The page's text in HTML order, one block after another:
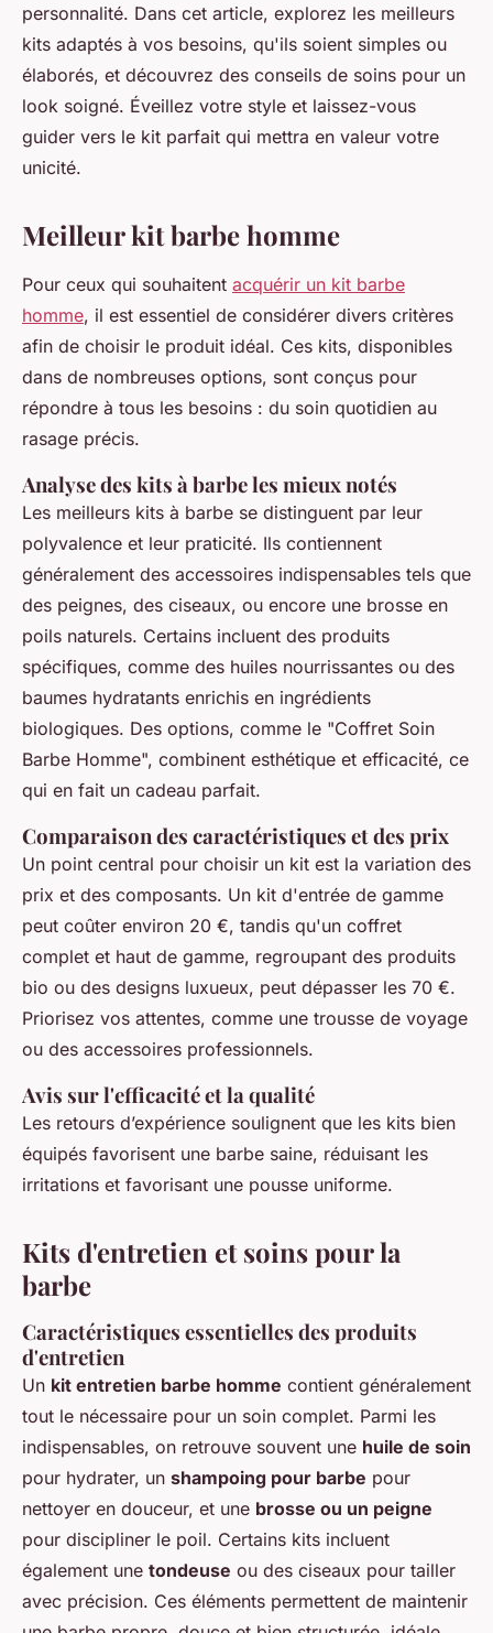
personnalité. Dans cet article, explorez les meilleurs
kits adaptés à vos besoins, qu'ils soient simples ou
élaborés, et découvrez des conseils de soins pour un
look soigné. Éveillez votre style et laissez-vous
guider vers le kit parfait qui mettra en valeur votre
unicité.
Meilleur kit barbe homme
Pour ceux qui souhaitent acquérir un kit barbe
homme, il est essentiel de considérer divers critères
afin de choisir le produit idéal. Ces kits, disponibles
dans de nombreuses options, sont conçus pour
répondre à tous les besoins : du soin quotidien au
rasage précis.
Analyse des kits à barbe les mieux notés
Les meilleurs kits à barbe se distinguent par leur
polyvalence et leur praticité. Ils contiennent
généralement des accessoires indispensables tels que
des peignes, des ciseaux, ou encore une brosse en
poils naturels. Certains incluent des produits
spécifiques, comme des huiles nourrissantes ou des
baumes hydratants enrichis en ingrédients
biologiques. Des options, comme le "Coffret Soin
Barbe Homme", combinent esthétique et efficacité, ce
qui en fait un cadeau parfait.
Comparaison des caractéristiques et des prix
Un point central pour choisir un kit est la variation des
prix et des composants. Un kit d'entrée de gamme
peut coûter environ 20 €, tandis qu'un coffret
complet et haut de gamme, regroupant des produits
bio ou des designs luxueux, peut dépasser les 70 €.
Priorisez vos attentes, comme une trousse de voyage
ou des accessoires professionnels.
Avis sur l'efficacité et la qualité
Les retours d’expérience soulignent que les kits bien
équipés favorisent une barbe saine, réduisant les
irritations et favorisant une pousse uniforme.
Kits d'entretien et soins pour la
barbe
Caractéristiques essentielles des produits
d'entretien
Un kit entretien barbe homme contient généralement
tout le nécessaire pour un soin complet. Parmi les
indispensables, on retrouve souvent une huile de soin
pour hydrater, un shampoing pour barbe pour
nettoyer en douceur, et une brosse ou un peigne
pour discipliner le poil. Certains kits incluent
également une tondeuse ou des ciseaux pour tailler
avec précision. Ces éléments permettent de maintenir